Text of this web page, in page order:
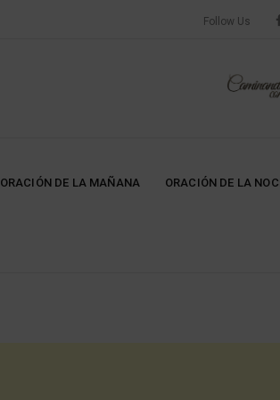
Follow Us
ORACIÓN DE LA MAÑANA ORACIÓN DE LA